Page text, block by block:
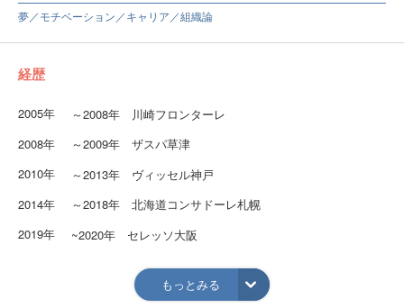
夢／モチベーション／キャリア／組織論
経歴
2005年
～2008年 川崎フロンターレ
2008年
～2009年 ザスパ草津
2010年
～2013年 ヴィッセル神戸
2014年
～2018年 北海道コンサドーレ札幌
2019年
~2020年 セレッソ大阪
～2023年 V・ファーレン長崎
いわてグルージャ盛岡
もっとみる